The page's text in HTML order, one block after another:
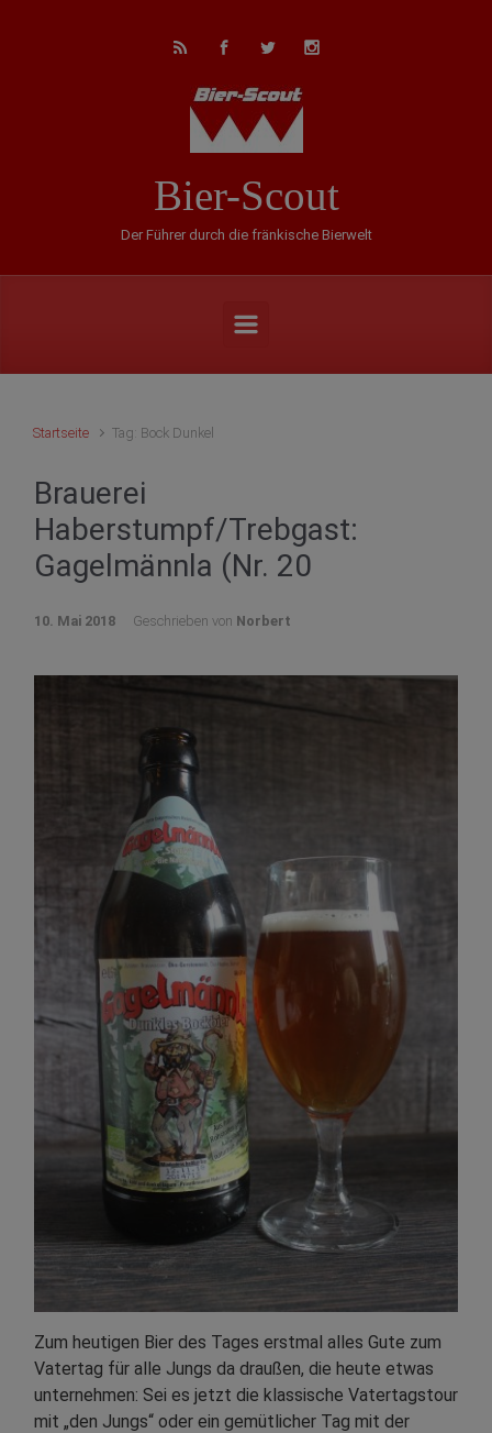
Bier-Scout
Der Führer durch die fränkische Bierwelt
Startseite Tag: Bock Dunkel
Brauerei
Haberstumpf/Trebgast:
Gagelmännla (Nr. 20
10. Mai 2018 Geschrieben von Norbert
Zum heutigen Bier des Tages erstmal alles Gute zum
Vatertag für alle Jungs da draußen, die heute etwas
unternehmen: Sei es jetzt die klassische Vatertagstour
mit „den Jungs“ oder ein gemütlicher Tag mit der